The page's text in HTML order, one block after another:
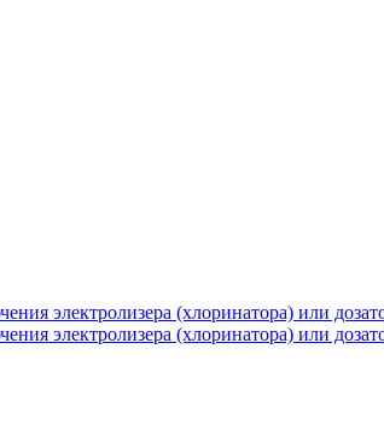
электролизера (хлоринатора) или
электролизера (хлоринатора) или